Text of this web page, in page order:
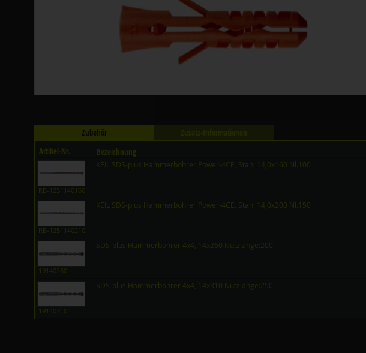
Zubehör
Artikel-Nr.
Bezeichnung
RB-1251140160
KEIL SDS-plus Hammerbohrer Power-4CE, Stahl 14,0x160 Nl.100
RB-1251140210
KEIL SDS-plus Hammerbohrer Power-4CE, Stahl 14,0x200 Nl.150
19140260
SDS-plus Hammerbohrer 4x4, 14x260 Nutzlänge:200
19140310
SDS-plus Hammerbohrer 4x4, 14x310 Nutzlänge:250